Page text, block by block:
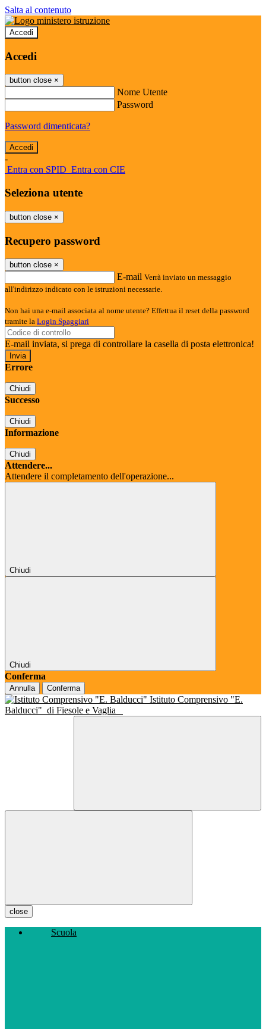
Salta al contenuto
Accedi
Accedi
button close ×
Nome Utente
Password
Password dimenticata?
-
Entra con SPID Entra con CIE
Seleziona utente
button close ×
Recupero password
button close ×
E-mail Verrà inviato un messaggio
all'indirizzo indicato con le istruzioni necessarie.
Non hai una e-mail associata al nome utente? Effettua il reset della password
tramite la Login Spaggiari
E-mail inviata, si prega di controllare la casella di posta elettronica!
Errore
Chiudi
Successo
Chiudi
Informazione
Chiudi
Attendere...
Attendere il completamento dell'operazione...
Chiudi
Chiudi
Conferma
Annulla Conferma
Istituto Comprensivo "E.
Balducci" di Fiesole e Vaglia
close
Scuola